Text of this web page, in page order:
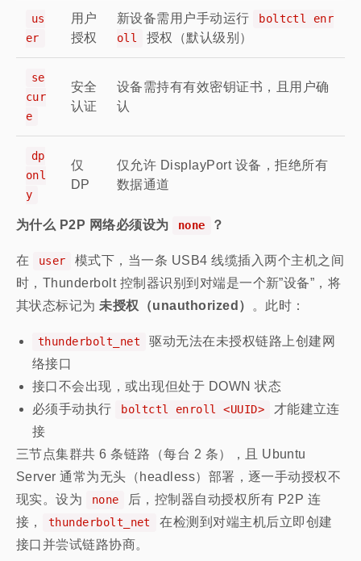
us
er
用户
授权
新设备需用户手动运行
boltctl enr
oll
授权（默认级别）
se
cur
e
安全
认证
设备需持有有效密钥证书，且用户确
认
dp
onl
y
仅
DP
仅允许 DisplayPort 设备，拒绝所有
数据通道
为什么 P2P 网络必须设为 none ？
在 user
模式下，当一条 USB4 线缆插入两个主机之间
时，Thunderbolt 控制器识别到对端是一个新”设备”，将
其状态标记为未授权（unauthorized） 。此时：
thunderbolt_net
驱动无法在未授权链路上创建网
络接口
接口不会出现，或出现但处于 DOWN 状态
必须手动执行
boltctl enroll <UUID>
才能建立连
接
三节点集群共 6 条链路（每台 2 条），且 Ubuntu
Server 通常为无头（headless）部署，逐一手动授权不
现实。设为
none
后，控制器自动授权所有 P2P 连
接，
thunderbolt_net
在检测到对端主机后立即创建
接口并尝试链路协商。